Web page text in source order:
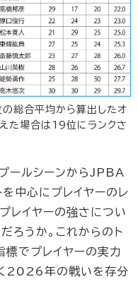
総合平均から算出したオ
た場合は19位にランクさ
ールシーンからJPBA
を中心にプレイヤーのレ
レイヤーの強さについ
ろうか。これからのト
標でプレイヤーの実力
く2026年の戦いを存分